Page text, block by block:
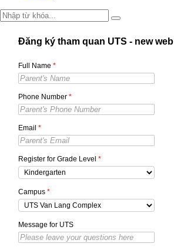
Đăng ký tham quan UTS - new web
Full Name *
Phone Number *
Email *
Register for Grade Level *
Campus *
Message for UTS